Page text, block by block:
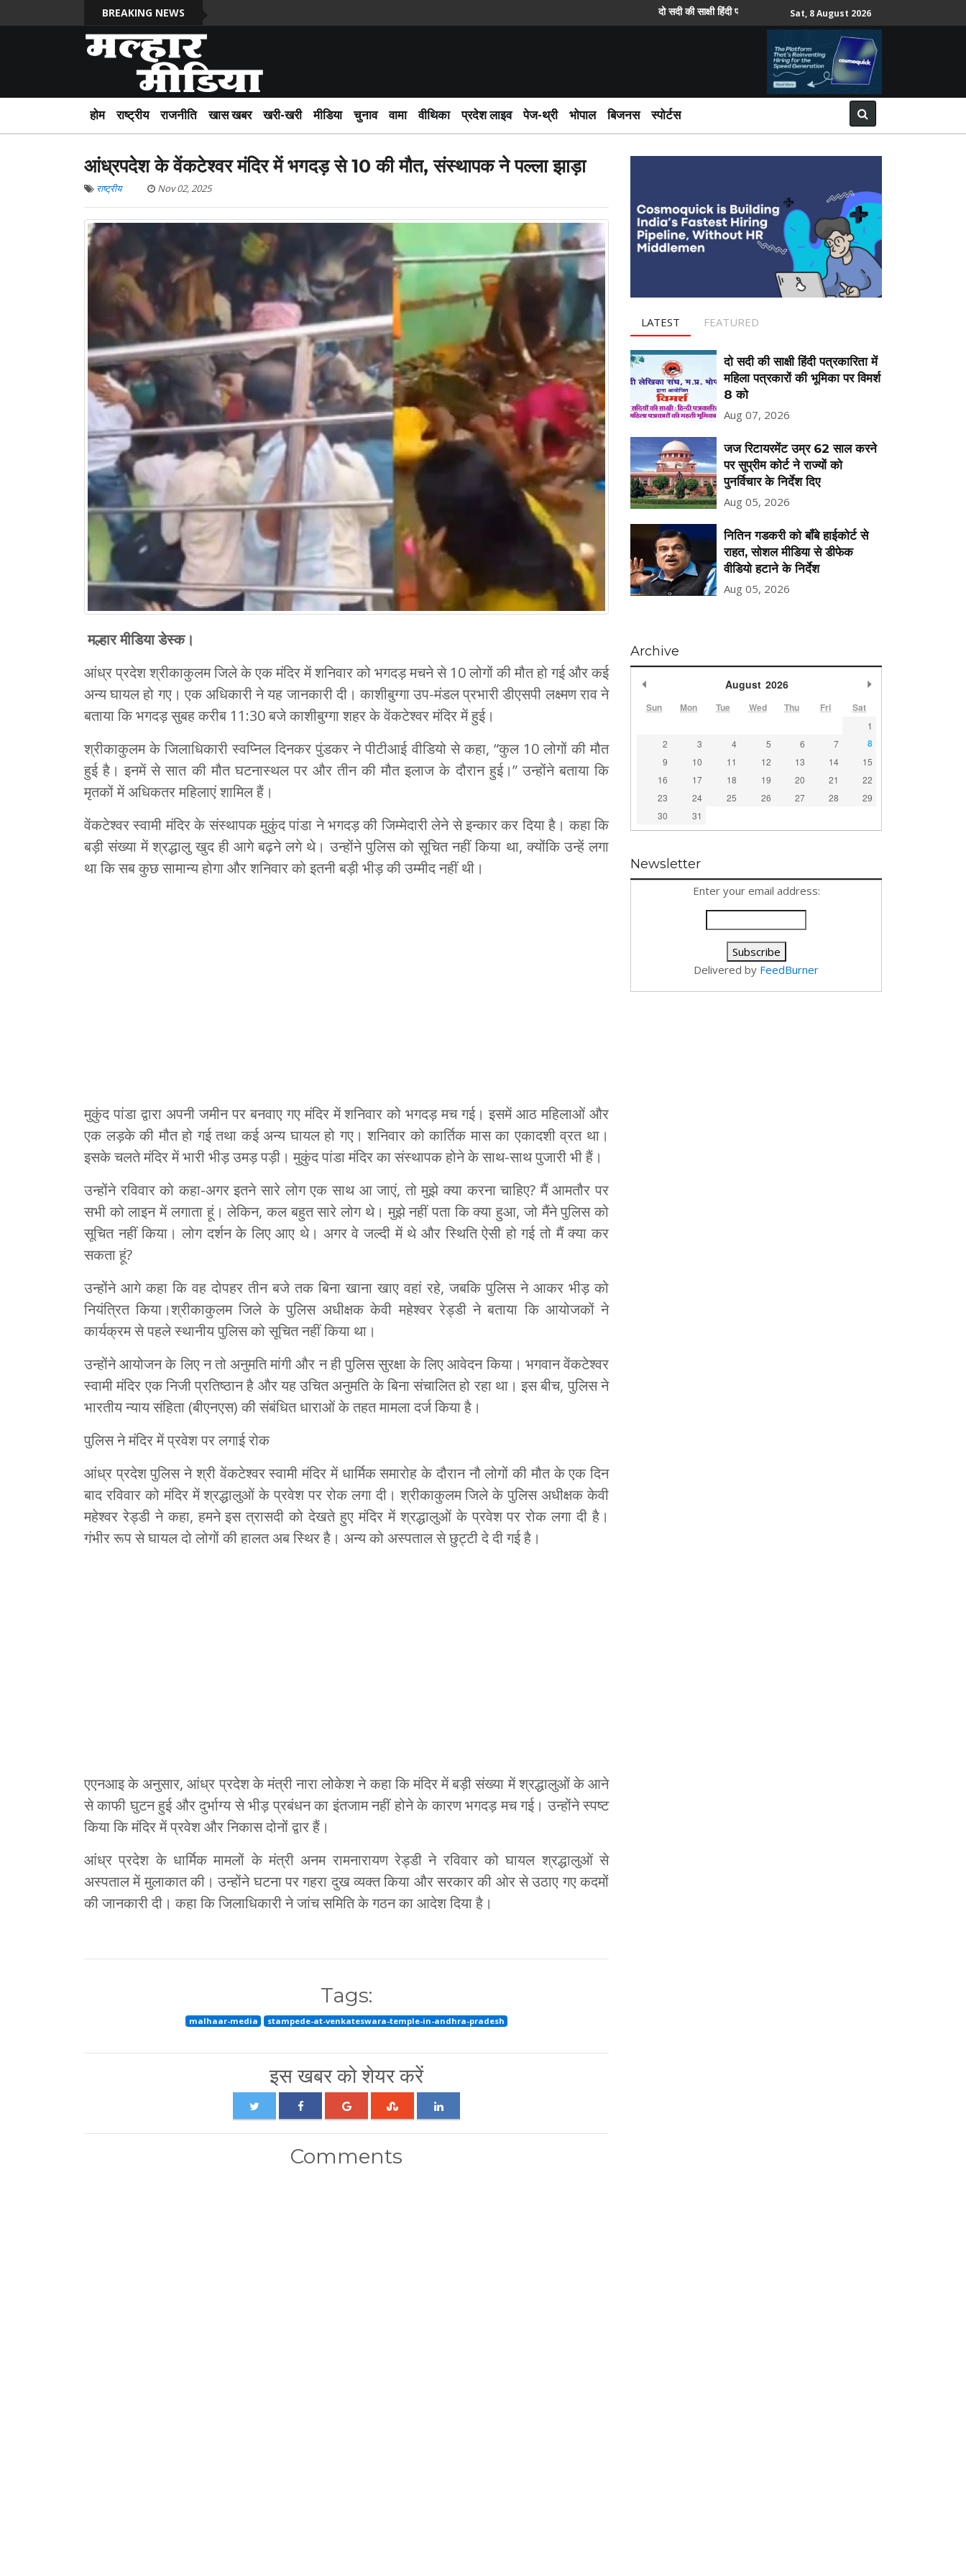
BREAKING NEWS दो सदी की साक्षी हिंदी पत्रकारिता में महिला पत्रकारों की भूमिका पर विमर्श 8 को
Sat, 8 August 2026
होम राष्ट्रीय राजनीति खास खबर खरी-खरी मीडिया चुनाव वामा वीथिका प्रदेश लाइव पेज-थ्री भोपाल बिजनस स्पोर्टस
आंध्रपदेश के वेंकटेश्वर मंदिर में भगदड़ से 10 की मौत, संस्थापक ने पल्ला झाड़ा
राष्ट्रीय Nov 02, 2025
मल्हार मीडिया डेस्क।
आंध्र प्रदेश श्रीकाकुलम जिले के एक मंदिर में शनिवार को भगदड़ मचने से 10 लोगों की मौत हो गई और कई
अन्य घायल हो गए। एक अधिकारी ने यह जानकारी दी। काशीबुग्गा उप-मंडल प्रभारी डीएसपी लक्ष्मण राव ने
बताया कि भगदड़ सुबह करीब 11:30 बजे काशीबुग्गा शहर के वेंकटेश्वर मंदिर में हुई।
श्रीकाकुलम के जिलाधिकारी स्वप्निल दिनकर पुंडकर ने पीटीआई वीडियो से कहा, “कुल 10 लोगों की मौत
हुई है। इनमें से सात की मौत घटनास्थल पर और तीन की मौत इलाज के दौरान हुई।” उन्होंने बताया कि
मृतकों में अधिकतर महिलाएं शामिल हैं।
वेंकटेश्वर स्वामी मंदिर के संस्थापक मुकुंद पांडा ने भगदड़ की जिम्मेदारी लेने से इन्कार कर दिया है। कहा कि
बड़ी संख्या में श्रद्धालु खुद ही आगे बढ़ने लगे थे। उन्होंने पुलिस को सूचित नहीं किया था, क्योंकि उन्हें लगा
था कि सब कुछ सामान्य होगा और शनिवार को इतनी बड़ी भीड़ की उम्मीद नहीं थी।
मुकुंद पांडा द्वारा अपनी जमीन पर बनवाए गए मंदिर में शनिवार को भगदड़ मच गई। इसमें आठ महिलाओं और
एक लड़के की मौत हो गई तथा कई अन्य घायल हो गए। शनिवार को कार्तिक मास का एकादशी व्रत था।
इसके चलते मंदिर में भारी भीड़ उमड़ पड़ी। मुकुंद पांडा मंदिर का संस्थापक होने के साथ-साथ पुजारी भी हैं।
उन्होंने रविवार को कहा-अगर इतने सारे लोग एक साथ आ जाएं, तो मुझे क्या करना चाहिए? मैं आमतौर पर
सभी को लाइन में लगाता हूं। लेकिन, कल बहुत सारे लोग थे। मुझे नहीं पता कि क्या हुआ, जो मैंने पुलिस को
सूचित नहीं किया। लोग दर्शन के लिए आए थे। अगर वे जल्दी में थे और स्थिति ऐसी हो गई तो मैं क्या कर
सकता हूं?
उन्होंने आगे कहा कि वह दोपहर तीन बजे तक बिना खाना खाए वहां रहे, जबकि पुलिस ने आकर भीड़ को
नियंत्रित किया।श्रीकाकुलम जिले के पुलिस अधीक्षक केवी महेश्वर रेड्डी ने बताया कि आयोजकों ने
कार्यक्रम से पहले स्थानीय पुलिस को सूचित नहीं किया था।
उन्होंने आयोजन के लिए न तो अनुमति मांगी और न ही पुलिस सुरक्षा के लिए आवेदन किया। भगवान वेंकटेश्वर
स्वामी मंदिर एक निजी प्रतिष्ठान है और यह उचित अनुमति के बिना संचालित हो रहा था। इस बीच, पुलिस ने
भारतीय न्याय संहिता (बीएनएस) की संबंधित धाराओं के तहत मामला दर्ज किया है।
पुलिस ने मंदिर में प्रवेश पर लगाई रोक
आंध्र प्रदेश पुलिस ने श्री वेंकटेश्वर स्वामी मंदिर में धार्मिक समारोह के दौरान नौ लोगों की मौत के एक दिन
बाद रविवार को मंदिर में श्रद्धालुओं के प्रवेश पर रोक लगा दी। श्रीकाकुलम जिले के पुलिस अधीक्षक केवी
महेश्वर रेड्डी ने कहा, हमने इस त्रासदी को देखते हुए मंदिर में श्रद्धालुओं के प्रवेश पर रोक लगा दी है।
गंभीर रूप से घायल दो लोगों की हालत अब स्थिर है। अन्य को अस्पताल से छुट्टी दे दी गई है।
एएनआइ के अनुसार, आंध्र प्रदेश के मंत्री नारा लोकेश ने कहा कि मंदिर में बड़ी संख्या में श्रद्धालुओं के आने
से काफी घुटन हुई और दुर्भाग्य से भीड़ प्रबंधन का इंतजाम नहीं होने के कारण भगदड़ मच गई। उन्होंने स्पष्ट
किया कि मंदिर में प्रवेश और निकास दोनों द्वार हैं।
आंध्र प्रदेश के धार्मिक मामलों के मंत्री अनम रामनारायण रेड्डी ने रविवार को घायल श्रद्धालुओं से
अस्पताल में मुलाकात की। उन्होंने घटना पर गहरा दुख व्यक्त किया और सरकार की ओर से उठाए गए कदमों
की जानकारी दी। कहा कि जिलाधिकारी ने जांच समिति के गठन का आदेश दिया है।
Tags:
malhaar-media stampede-at-venkateswara-temple-in-andhra-pradesh
इस खबर को शेयर करें
Comments
LATEST FEATURED
दो सदी की साक्षी हिंदी पत्रकारिता में
महिला पत्रकारों की भूमिका पर विमर्श
8 को
Aug 07, 2026
जज रिटायरमेंट उम्र 62 साल करने
पर सुप्रीम कोर्ट ने राज्यों को
पुनर्विचार के निर्देश दिए
Aug 05, 2026
नितिन गडकरी को बॉंबे हाईकोर्ट से
राहत, सोशल मीडिया से डीफेक
वीडियो हटाने के निर्देश
Aug 05, 2026
Archive
August 2026
Sun Mon Tue Wed Thu Fri Sat
1
2
3 4 5 6 7 8
9 10 11 12 13 14
15
16
17 18 19 20 21
22
23
24 25 26 27 28
29
30
31
Newsletter
Enter your email address:
Delivered by FeedBurner